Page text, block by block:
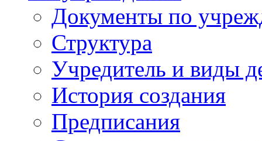
Документы по
Структура
Учредитель и виды
История создания
Предписания